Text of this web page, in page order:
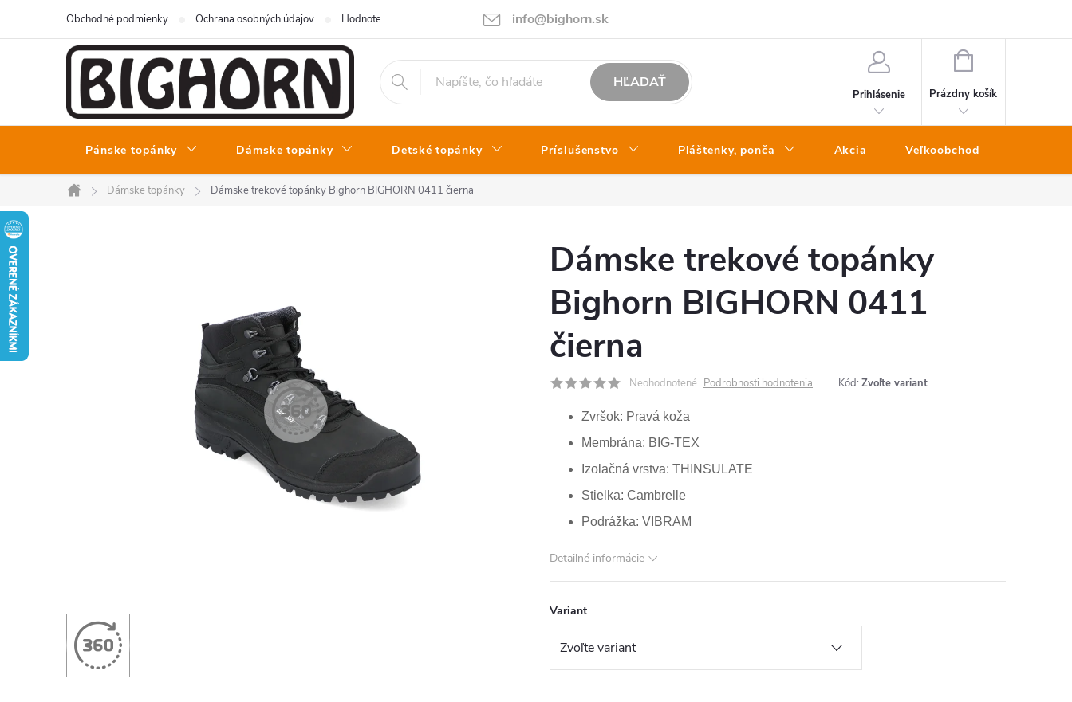
info@bighorn.sk
Obchodné podmienky Ochrana osobných údajov Hodnotenie obchodu Kontakt
HĽADAŤ
Prihlásenie
NÁKUPNÝ
Prázdny košík
Pánske topánky Dámske topánky Detské topánky Príslušenstvo Pláštenky, ponča Akcia Veľkoobchod
Domov
Dámske topánky Dámske trekové topánky Bighorn BIGHORN 0411 čierna
Dámske trekové topánky
Bighorn BIGHORN 0411
čierna
Neohodnotené Podrobnosti hodnotenia Kód: Zvoľte variant
Zvršok: Pravá koža
Membrána: BIG-TEX
Izolačná vrstva: THINSULATE
Stielka: Cambrelle
Podrážka: VIBRAM
Detailné informácie
Variant